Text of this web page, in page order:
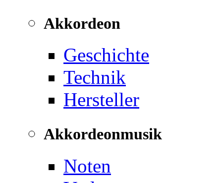
Akkordeon
Geschichte
Technik
Hersteller
Akkordeonmusik
Noten